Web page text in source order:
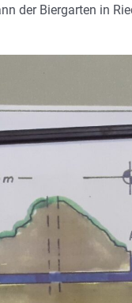
der Biergarten in